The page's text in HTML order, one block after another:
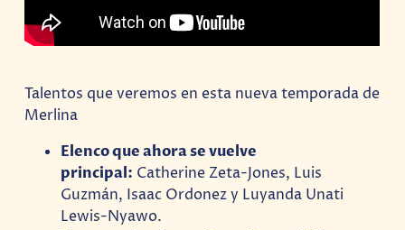
Talentos que veremos en esta nueva temporada de
Merlina
Elenco que ahora se vuelve
principal: Catherine Zeta-Jones, Luis
Guzmán, Isaac Ordonez y Luyanda Unati
Lewis-Nyawo.